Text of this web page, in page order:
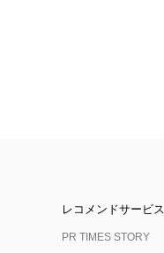
レコメンドサービス
PR TIMES STORY